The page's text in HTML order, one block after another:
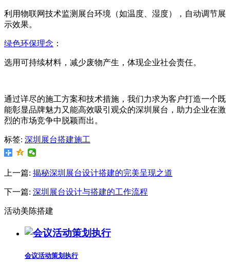
利用物联网技术监测展台环境（如温度、湿度），自动调节展
示效果。
绿色环保理念 ：
选用可持续材料，减少废物产生，体现企业社会责任。
通过详尽的施工方案和技术措施，我们力求为客户打造一个既
能彰显品牌魅力又能高效吸引观众的深圳展台，助力企业在激
烈的市场竞争中脱颖而出。
标签: 深圳展台搭建施工
上一篇: 揭秘深圳展台设计搭建的完美呈现之道
下一篇: 深圳展台设计与搭建的工作流程
活动美陈搭建
会议活动策划执行